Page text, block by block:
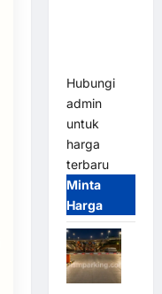
Hubungi
admin
untuk
harga
terbaru
Minta
Harga